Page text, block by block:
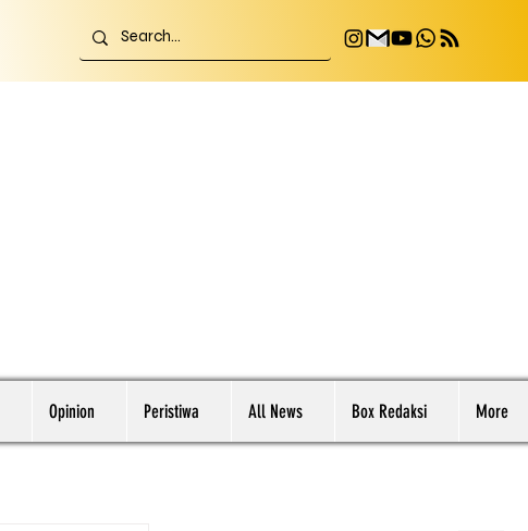
Opinion Peristiwa All News Box Redaksi More